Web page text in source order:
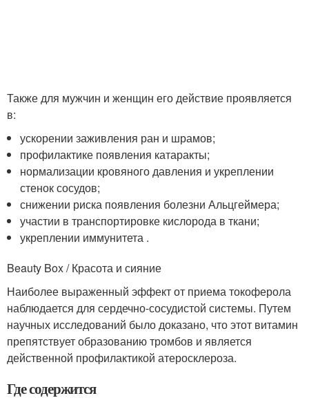
Также для мужчин и женщин его действие проявляется
в:
ускорении заживления ран и шрамов;
профилактике появления катаракты;
нормализации кровяного давления и укреплении
стенок сосудов;
снижении риска появления болезни Альцгеймера;
участии в транспортировке кислорода в ткани;
укреплении иммунитета .
Beauty Box / Красота и сияние
Наиболее выраженный эффект от приема токоферола
наблюдается для сердечно-сосудистой системы. Путем
научных исследований было доказано, что этот витамин
препятствует образованию тромбов и является
действенной профилактикой атеросклероза.
Где содержится